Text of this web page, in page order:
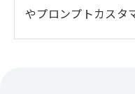
やプロンプトカスタ